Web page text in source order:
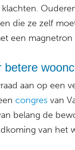
klachten.
die ze zelf
een
betere
aan op een
congres van
belang de
van het